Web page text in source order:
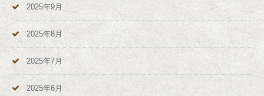
2025年9月
2025年8月
2025年7月
2025年6月